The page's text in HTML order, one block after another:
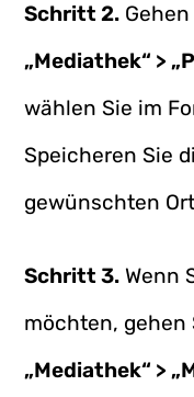
Schritt 2.
„Mediathek“ >
wählen Sie im
Speicheren Sie
gewünschten
Schritt 3. Wenn
möchten, gehen
„Mediathek“ >